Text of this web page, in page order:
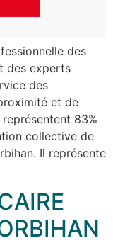
des
des experts
des
et de
83%
collective de
Il représente